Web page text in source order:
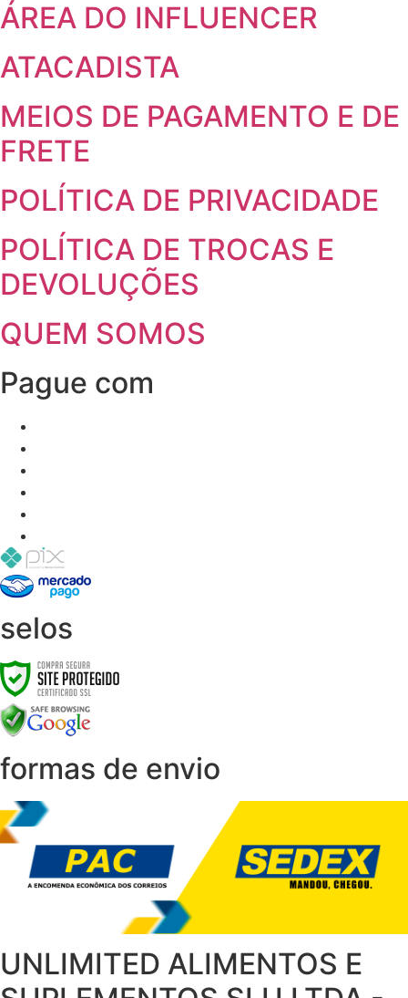
ÁREA DO INFLUENCER
ATACADISTA
MEIOS DE PAGAMENTO E DE
FRETE
POLÍTICA DE PRIVACIDADE
POLÍTICA DE TROCAS E
DEVOLUÇÕES
QUEM SOMOS
Pague com
selos
formas de envio
UNLIMITED ALIMENTOS E